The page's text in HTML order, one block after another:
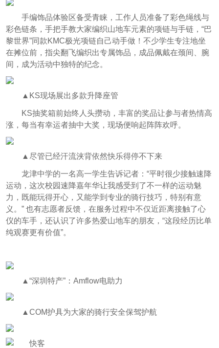
手编饰品体验区备受青睐，工作人员准备了彩色绳线与
彩色链条，手把手教大家编织山地车元素的项链与手链，“巴
黎世界”同款KMC极光项链自己动手做！不少学生专注地坐
在摊位前，指尖翻飞编织出专属饰品，成品佩戴在颈间、腕
间，成为活动中独特的纪念。
▲KS现场展出多款升降座管
KS抽奖箱前始终人头攒动，丰富的奖品让参与者热情高
涨，每当有幸运者抽中大奖，现场便响起阵阵欢呼。
▲尽管已经汗流浃背依然快乐得停不下来
龙津中学的一名高一学生告诉记者：“平时很少接触速降
运动，这次校园速降嘉年华让我感受到了不一样的运动魅
力，既能玩得开心，又能学到专业的骑行技巧，特别有意
义。” 也有志愿者反馈，在服务过程中不仅近距离接触了心
仪的车手，还认识了许多热爱山地车的朋友，“这段经历比单
纯观赛更有价值”。
▲“深圳特产”：Amflow电助力
▲COM护具为大家的骑行安全保驾护航